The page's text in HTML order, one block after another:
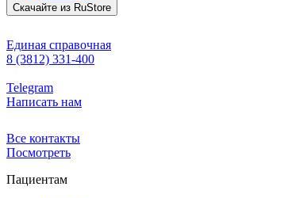
Скачайте из RuStore
Единая справочная
8 (3812) 331-400
Telegram
Написать нам
Все контакты
Посмотреть
Пациентам